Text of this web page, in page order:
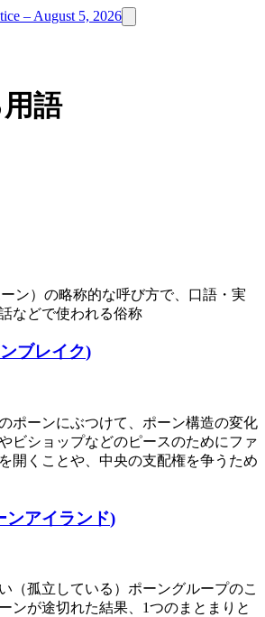
– August 5, 2026
語
ーン）の略称的な呼び方で、口語・実
などで使われる俗称
ブレイク)
ポーンにぶつけて、ポーン構造の変化
ビショップなどのピースのためにファ
開くことや、中央の支配権を争うため
ンアイランド)
（孤立している）ポーングループのこ
ンが途切れた結果、1つのまとまりと